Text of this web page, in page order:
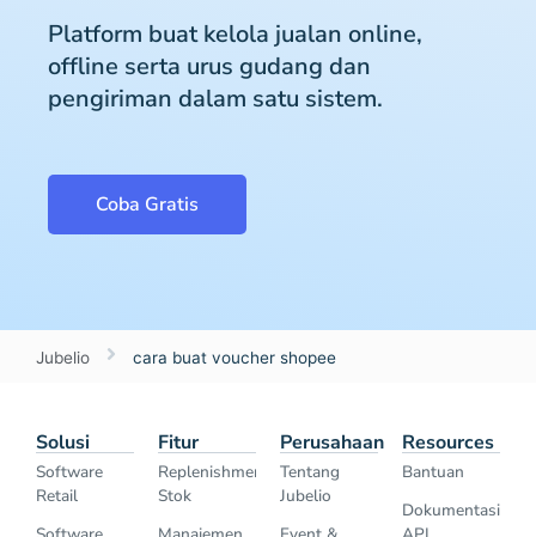
Platform buat kelola jualan online,
offline serta urus gudang dan
pengiriman dalam satu sistem.
Coba Gratis
Jubelio cara buat voucher shopee
Solusi
Software
Retail
Fitur
Replenishment
Stok
Perusahaan
Tentang
Jubelio
Resources
Bantuan
Dokumentasi